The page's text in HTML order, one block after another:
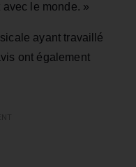
le monde. »
ayant travaillé
ont également